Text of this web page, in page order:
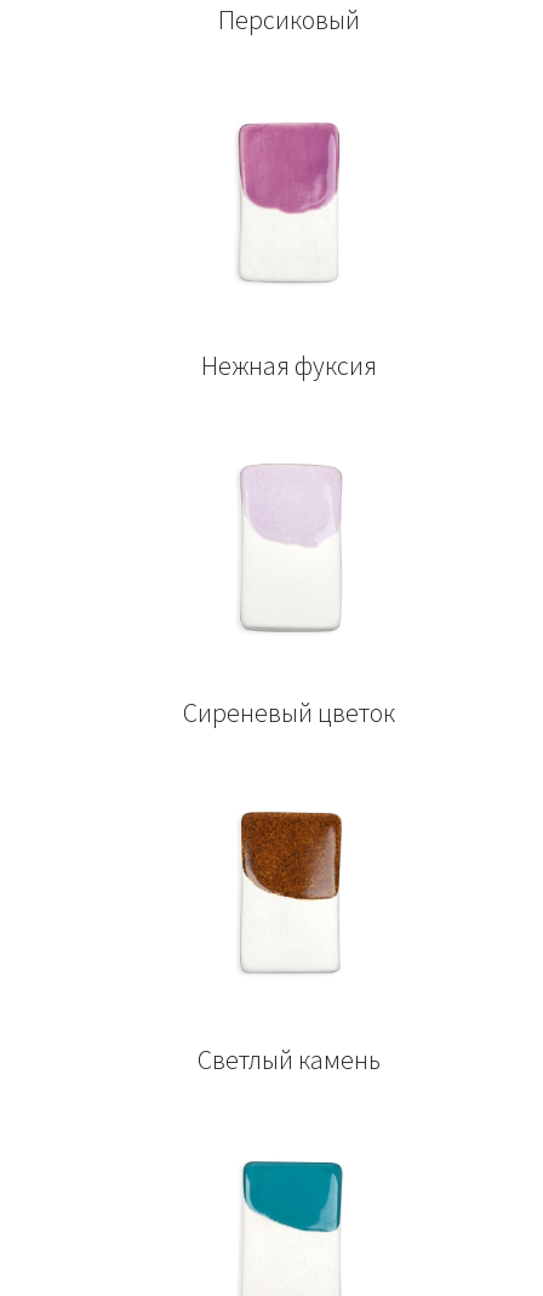
Персиковый
Нежная фуксия
Сиреневый цветок
Светлый камень